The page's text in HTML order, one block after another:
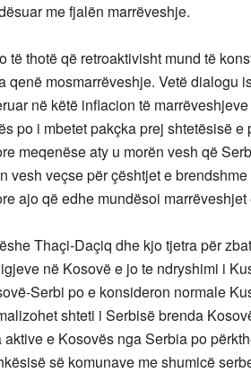
me fjalën marrëveshje.
të thotë që retroaktivisht mund të
qenë mosmarrëveshje. Vetë dialogu
në këtë inflacion të
po i mbetet pakçka prej shtetësisë
meqenëse aty u morën vesh që
vesh veçse për çështjet e
ajo që edhe mundësoi
Thaçi-Daçiq dhe kjo tjetra për
në Kosovë e jo te ndryshimi i
Serbi po e konsideron normale
shteti i Serbisë brenda
e Kosovës nga Serbia po
së komunave me shumicë